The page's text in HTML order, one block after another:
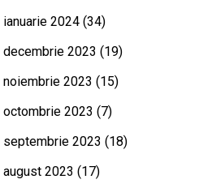
ianuarie 2024 (34)
decembrie 2023 (19)
noiembrie 2023 (15)
octombrie 2023 (7)
septembrie 2023 (18)
august 2023 (17)